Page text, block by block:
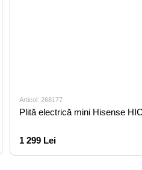
Articol: 268177
Plită electrică mini Hisense
1 299 Lei